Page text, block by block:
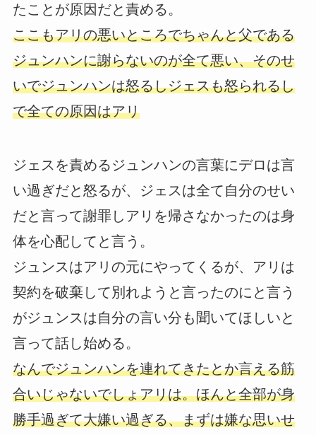
たことが原因だと責める。
ここもアリの悪いところでちゃんと父である
ジュンハンに謝らないのが全て悪い、そのせ
いでジュンハンは怒るしジェスも怒られるし
で全ての原因はアリ
ジェスを責めるジュンハンの言葉にデロは言
い過ぎだと怒るが、ジェスは全て自分のせい
だと言って謝罪しアリを帰さなかったのは身
体を心配してと言う。
ジュンスはアリの元にやってくるが、アリは
契約を破棄して別れようと言ったのにと言う
がジュンスは自分の言い分も聞いてほしいと
言って話し始める。
なんでジュンハンを連れてきたとか言える筋
合いじゃないでしょアリは。ほんと全部が身
勝手過ぎて大嫌い過ぎる、まずは嫌な思いせ